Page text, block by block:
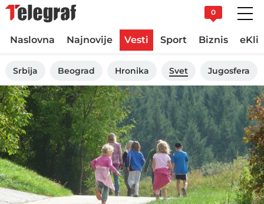
0
Naslovna Najnovije Vesti Sport Biznis
Srbija Beograd Hronika Svet Jugosfera